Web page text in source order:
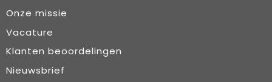
Onze missie
Vacature
Klanten beoordelingen
Nieuwsbrief